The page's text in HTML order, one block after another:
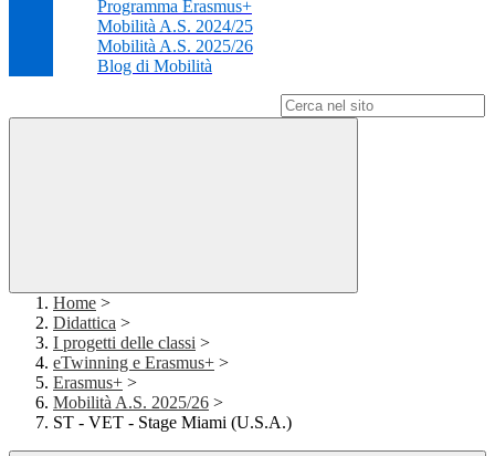
Programma Erasmus+
Mobilità A.S. 2024/25
Mobilità A.S. 2025/26
Blog di Mobilità
Home >
Didattica >
I progetti delle classi >
eTwinning e Erasmus+ >
Erasmus+ >
Mobilità A.S. 2025/26 >
ST - VET - Stage Miami (U.S.A.)